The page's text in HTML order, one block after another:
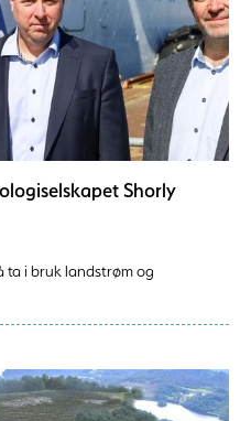
Shorly
ta i bruk landstrøm og